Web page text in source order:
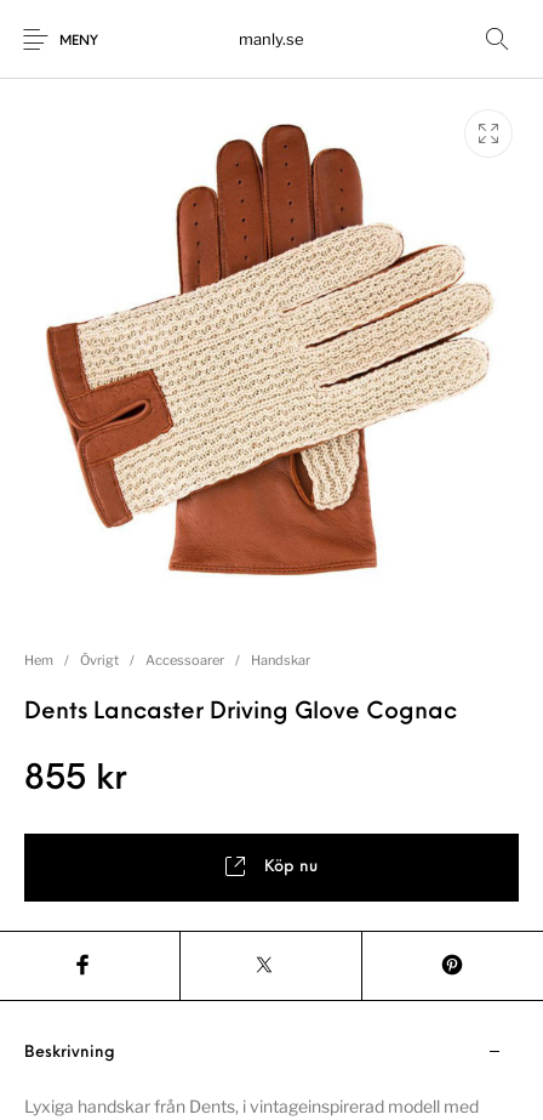
MENY manly.se
Hem / Övrigt / Accessoarer / Handskar
Dents Lancaster Driving Glove Cognac
855 kr
Köp nu
Beskrivning
Lyxiga handskar från Dents, i vintageinspirerad modell med